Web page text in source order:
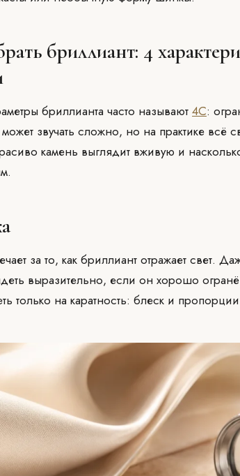
бриллиант: 4
бриллианта часто называют 4C:
звучать сложно, но на практике всё
камень выглядит вживую и
за то, как бриллиант отражает свет.
выразительно, если он хорошо
только на каратность: блеск и